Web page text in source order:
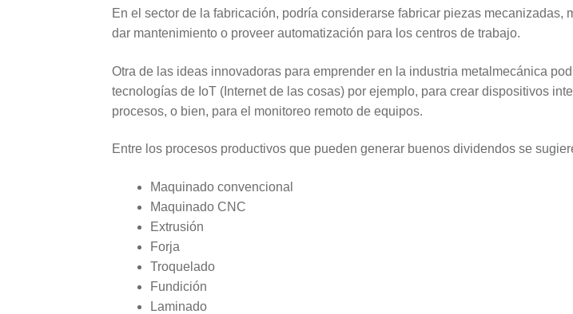
En el sector de la fabricación, podría considerarse fabricar piezas mecanizadas,
dar mantenimiento o proveer automatización para los centros de trabajo.
Otra de las ideas innovadoras para emprender en la industria metalmecánica
tecnologías de IoT (Internet de las cosas) por ejemplo, para crear dispositivos
procesos, o bien, para el monitoreo remoto de equipos.
Entre los procesos productivos que pueden generar buenos dividendos se
Maquinado convencional
Maquinado CNC
Extrusión
Forja
Troquelado
Fundición
Laminado